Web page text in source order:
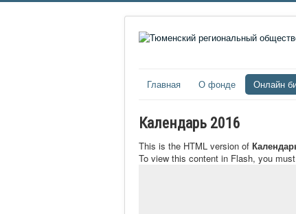
Главная О фонде Онлайн
Календарь 2016
This is the HTML version of
To view this content in Flash, you